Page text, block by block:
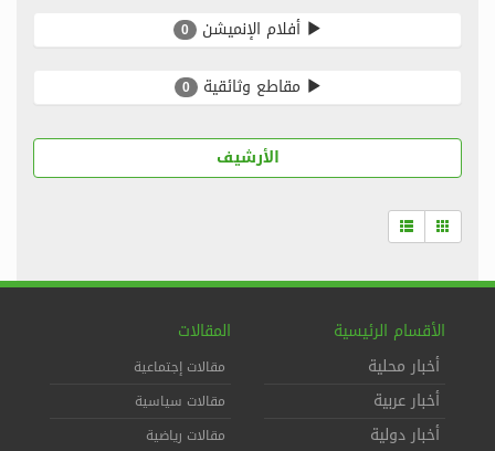
أفلام الإنميشن 0
مقاطع وثائقية 0
الأرشيف
الأقسام الرئيسية
أخبار محلية
أخبار عربية
أخبار دولية
المقالات
مقالات إجتماعية
مقالات سياسية
مقالات رياضية